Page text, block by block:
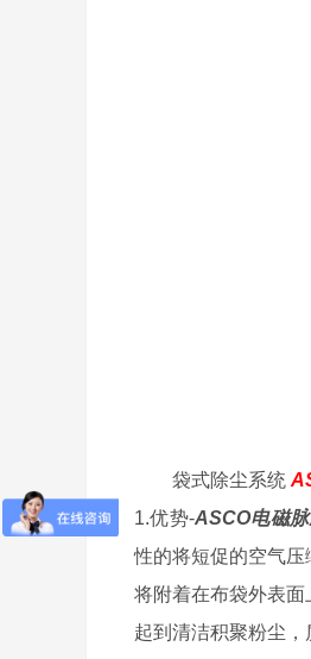
袋式除尘系统
1.优势-ASCO电磁
性的将短促的空气
将附着在布袋外表面
起到清洁积聚粉尘，